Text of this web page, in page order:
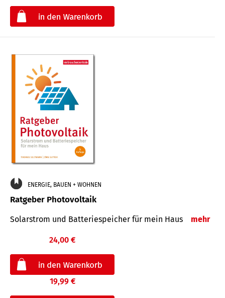
ENERGIE, BAUEN + WOHNEN
Ratgeber Photovoltaik
Solarstrom und Batteriespeicher für mein Haus mehr
24,00 €
19,99 €